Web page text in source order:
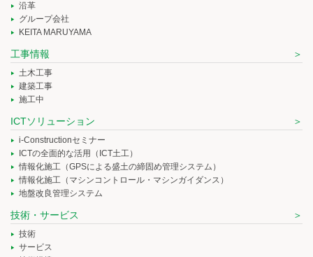
沿革
グループ会社
KEITA MARUYAMA
工事情報
土木工事
建築工事
施工中
ICTソリューション
i-Constructionセミナー
ICTの全面的な活用（ICT土工）
情報化施工（GPSによる盛土の締固め管理システム）
情報化施工（マシンコントロール・マシンガイダンス）
地盤改良管理システム
技術・サービス
技術
サービス